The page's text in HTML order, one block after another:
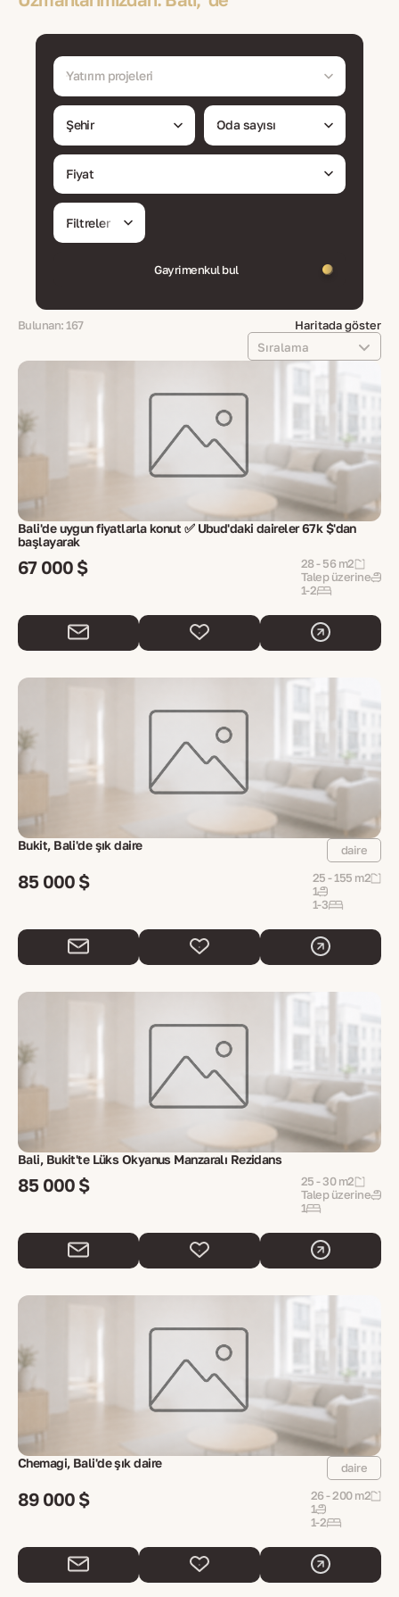
Yatırım projeleri
Şehir Oda sayısı
Fiyat
Filtreler
Gayrimenkul bul
Bulunan: 167
Haritada göster
Sıralama
Bali'de uygun fiyatlarla konut ✅ Ubud'daki daireler 67k $'dan
başlayarak
67 000 $
28 - 56 m2
Talep üzerine
1-2
Bukit, Bali'de şık daire daire
85 000 $
25 - 155 m2
1
1-3
Bali, Bukit'te Lüks Okyanus Manzaralı Rezidans
85 000 $
25 - 30 m2
Talep üzerine
1
Chemagi, Bali'de şık daire daire
89 000 $
26 - 200 m2
1
1-2